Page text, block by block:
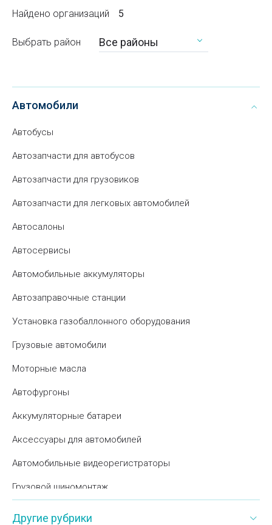
Найдено организаций 5
Выбрать район Все районы
Автомобили
Автобусы
Автозапчасти для автобусов
Автозапчасти для грузовиков
Автозапчасти для легковых автомобилей
Автосалоны
Автосервисы
Автомобильные аккумуляторы
Автозаправочные станции
Установка газобаллонного оборудования
Грузовые автомобили
Моторные масла
Автофургоны
Аккумуляторные батареи
Аксессуары для автомобилей
Автомобильные видеорегистраторы
Грузовой шиномонтаж
Другие рубрики